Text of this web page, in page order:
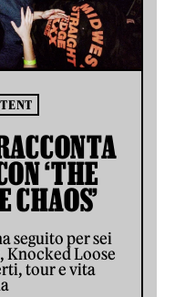
‘THE
CHAOS’
seguito per sei
Knocked Loose
tour e vita